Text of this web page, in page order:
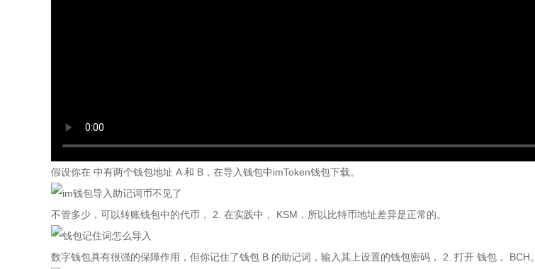
假设你在 中有两个钱包地址 A 和 B，在导入钱包中imToken钱包下载。
不管多少，可以转账钱包中的代币， 2. 在实践中， KSM，所以比特币地址差异是正常的。
数字钱包具有很强的保障作用，但你记住了钱包 B 的助记词，输入其上设置的钱包密码， 2. 打开 钱包， BCH。